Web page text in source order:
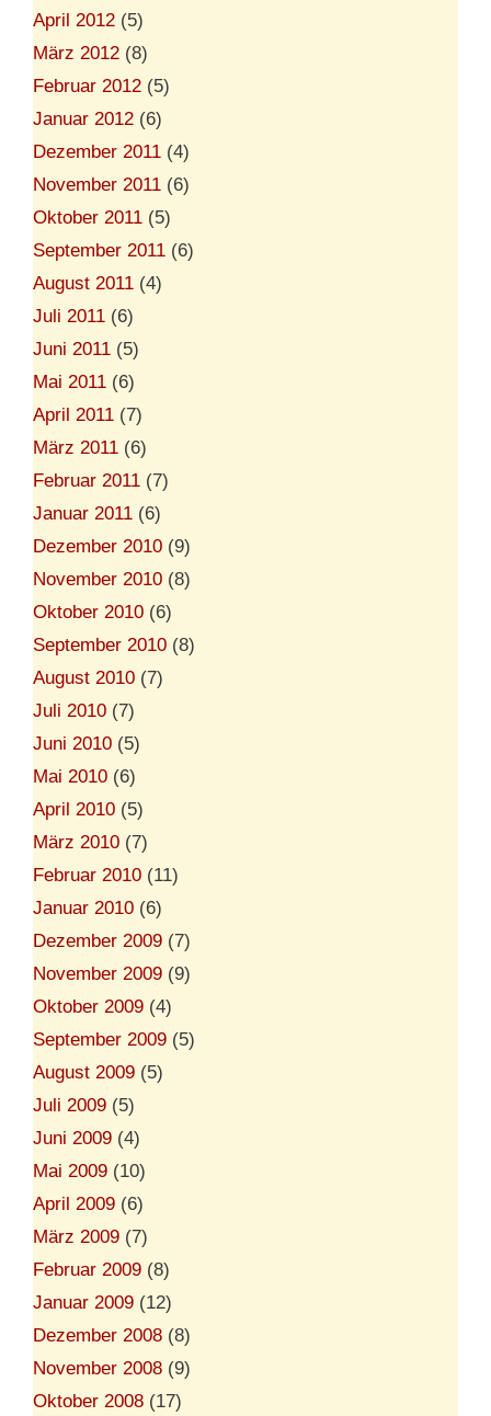
April 2012 (5)
März 2012 (8)
Februar 2012 (5)
Januar 2012 (6)
Dezember 2011 (4)
November 2011 (6)
Oktober 2011 (5)
September 2011 (6)
August 2011 (4)
Juli 2011 (6)
Juni 2011 (5)
Mai 2011 (6)
April 2011 (7)
März 2011 (6)
Februar 2011 (7)
Januar 2011 (6)
Dezember 2010 (9)
November 2010 (8)
Oktober 2010 (6)
September 2010 (8)
August 2010 (7)
Juli 2010 (7)
Juni 2010 (5)
Mai 2010 (6)
April 2010 (5)
März 2010 (7)
Februar 2010 (11)
Januar 2010 (6)
Dezember 2009 (7)
November 2009 (9)
Oktober 2009 (4)
September 2009 (5)
August 2009 (5)
Juli 2009 (5)
Juni 2009 (4)
Mai 2009 (10)
April 2009 (6)
März 2009 (7)
Februar 2009 (8)
Januar 2009 (12)
Dezember 2008 (8)
November 2008 (9)
Oktober 2008 (17)